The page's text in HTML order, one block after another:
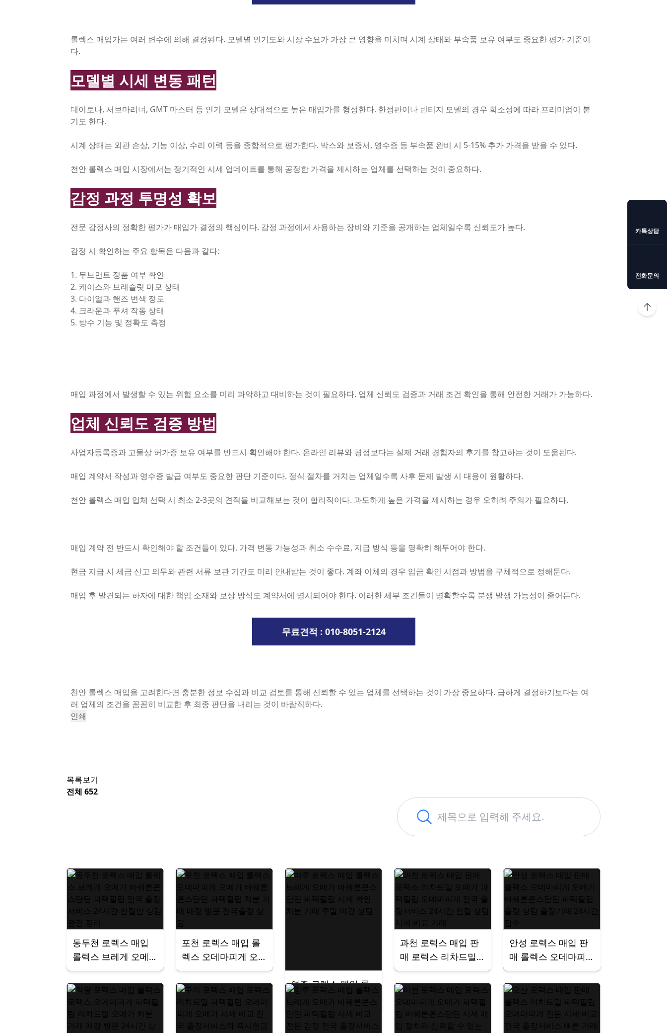
카톡상담
전화문의
롤렉스 매입가는 여러 변수에 의해 결정된다. 모델별 인기도와 시장 수요가 가장 큰 영향을 미치며 시계 상태와 부속품 보유 여부도 중요한 평가 기준이
다.
모델별 시세 변동 패턴
데이토나, 서브마리너, GMT 마스터 등 인기 모델은 상대적으로 높은 매입가를 형성한다. 한정판이나 빈티지 모델의 경우 희소성에 따라 프리미엄이 붙
기도 한다.
시계 상태는 외관 손상, 기능 이상, 수리 이력 등을 종합적으로 평가한다. 박스와 보증서, 영수증 등 부속품 완비 시 5-15% 추가 가격을 받을 수 있다.
천안 롤렉스 매입 시장에서는 정기적인 시세 업데이트를 통해 공정한 가격을 제시하는 업체를 선택하는 것이 중요하다.
감정 과정 투명성 확보
전문 감정사의 정확한 평가가 매입가 결정의 핵심이다. 감정 과정에서 사용하는 장비와 기준을 공개하는 업체일수록 신뢰도가 높다.
감정 시 확인하는 주요 항목은 다음과 같다:
1. 무브먼트 정품 여부 확인
2. 케이스와 브레슬릿 마모 상태
3. 다이얼과 핸즈 변색 정도
4. 크라운과 푸셔 작동 상태
5. 방수 기능 및 정확도 측정
매입 과정에서 발생할 수 있는 위험 요소를 미리 파악하고 대비하는 것이 필요하다. 업체 신뢰도 검증과 거래 조건 확인을 통해 안전한 거래가 가능하다.
업체 신뢰도 검증 방법
사업자등록증과 고물상 허가증 보유 여부를 반드시 확인해야 한다. 온라인 리뷰와 평점보다는 실제 거래 경험자의 후기를 참고하는 것이 도움된다.
매입 계약서 작성과 영수증 발급 여부도 중요한 판단 기준이다. 정식 절차를 거치는 업체일수록 사후 문제 발생 시 대응이 원활하다.
천안 롤렉스 매입 업체 선택 시 최소 2-3곳의 견적을 비교해보는 것이 합리적이다. 과도하게 높은 가격을 제시하는 경우 오히려 주의가 필요하다.
매입 계약 전 반드시 확인해야 할 조건들이 있다. 가격 변동 가능성과 취소 수수료, 지급 방식 등을 명확히 해두어야 한다.
현금 지급 시 세금 신고 의무와 관련 서류 보관 기간도 미리 안내받는 것이 좋다. 계좌 이체의 경우 입금 확인 시점과 방법을 구체적으로 정해둔다.
매입 후 발견되는 하자에 대한 책임 소재와 보상 방식도 계약서에 명시되어야 한다. 이러한 세부 조건들이 명확할수록 분쟁 발생 가능성이 줄어든다.
무료견적 : 010-8051-2124
천안 롤렉스 매입을 고려한다면 충분한 정보 수집과 비교 검토를 통해 신뢰할 수 있는 업체를 선택하는 것이 가장 중요하다. 급하게 결정하기보다는 여
러 업체의 조건을 꼼꼼히 비교한 후 최종 판단을 내리는 것이 바람직하다.
인쇄
목록보기
전체 652
동두천 로렉스 매입
롤렉스 브레게 오메
가 바쉐론콘스탄틴
파텍필립 전국 출장
포천 로렉스 매입 롤
렉스 오데마피게 오
메가 바쉐론콘스탄틴
파텍필립 처분 거래
여주 로렉스 매입 롤
과천 로렉스 매입 판
매 로렉스 리차드밀
오메가 파텍필립 오
데마피게 전국 출장
안성 로렉스 매입 판
매 롤렉스 오데마피
게 오메가 바쉐론콘
스탄틴 파텍필립 출